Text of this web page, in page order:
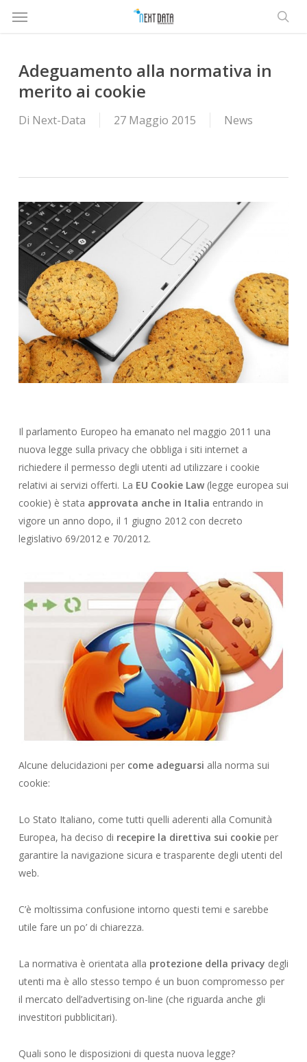
principale
Menù
Adeguamento alla normativa in
merito ai cookie
Di Next-Data 27 Maggio 2015 News
Il parlamento Europeo ha emanato nel maggio 2011 una
nuova legge sulla privacy che obbliga i siti internet a
richiedere il permesso degli utenti ad utilizzare i cookie
relativi ai servizi offerti. La EU Cookie Law (legge europea sui
cookie) è stata approvata anche in Italia entrando in
vigore un anno dopo, il 1 giugno 2012 con decreto
legislativo 69/2012 e 70/2012.
Alcune delucidazioni per come adeguarsi alla norma sui
cookie:
Lo Stato Italiano, come tutti quelli aderenti alla Comunità
Europea, ha deciso di recepire la direttiva sui cookieper
garantire la navigazione sicura e trasparente degli utenti del
web.
C’è moltissima confusione intorno questi temi e sarebbe
utile fare un po’ di chiarezza.
La normativa è orientata alla protezione della privacy degli
utenti ma è allo stesso tempo é un buon compromesso per
il mercato dell’advertising on-line (che riguarda anche gli
investitori pubblicitari).
Quali sono le disposizioni di questa nuova legge?